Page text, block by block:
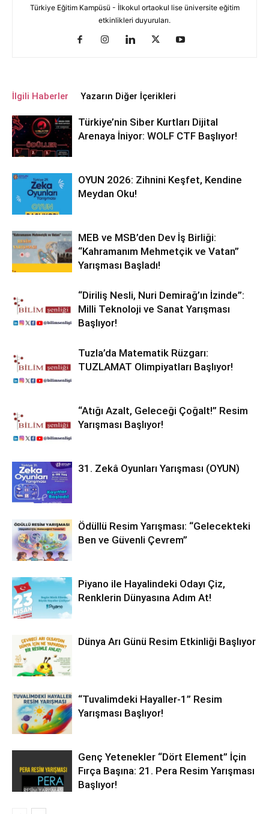
Türkiye Eğitim Kampüsü - İlkokul ortaokul lise üniversite eğitim
etkinlikleri duyuruları.
İlgili Haberler Yazarın Diğer İçerikleri
Türkiye’nin Siber Kurtları Dijital
Arenaya İniyor: WOLF CTF Başlıyor!
OYUN 2026: Zihnini Keşfet, Kendine
Meydan Oku!
MEB ve MSB’den Dev İş Birliği:
“Kahramanım Mehmetçik ve Vatan”
Yarışması Başladı!
“Diriliş Nesli, Nuri Demirağ’ın İzinde”:
Milli Teknoloji ve Sanat Yarışması
Başlıyor!
Tuzla’da Matematik Rüzgarı:
TUZLAMAT Olimpiyatları Başlıyor!
“Atığı Azalt, Geleceği Çoğalt!” Resim
Yarışması Başlıyor!
31. Zekâ Oyunları Yarışması (OYUN)
Ödüllü Resim Yarışması: “Gelecekteki
Ben ve Güvenli Çevrem”
Piyano ile Hayalindeki Odayı Çiz,
Renklerin Dünyasına Adım At!
Dünya Arı Günü Resim Etkinliği Başlıyor
“Tuvalimdeki Hayaller-1” Resim
Yarışması Başlıyor!
Genç Yetenekler “Dört Element” İçin
Fırça Başına: 21. Pera Resim Yarışması
Başlıyor!